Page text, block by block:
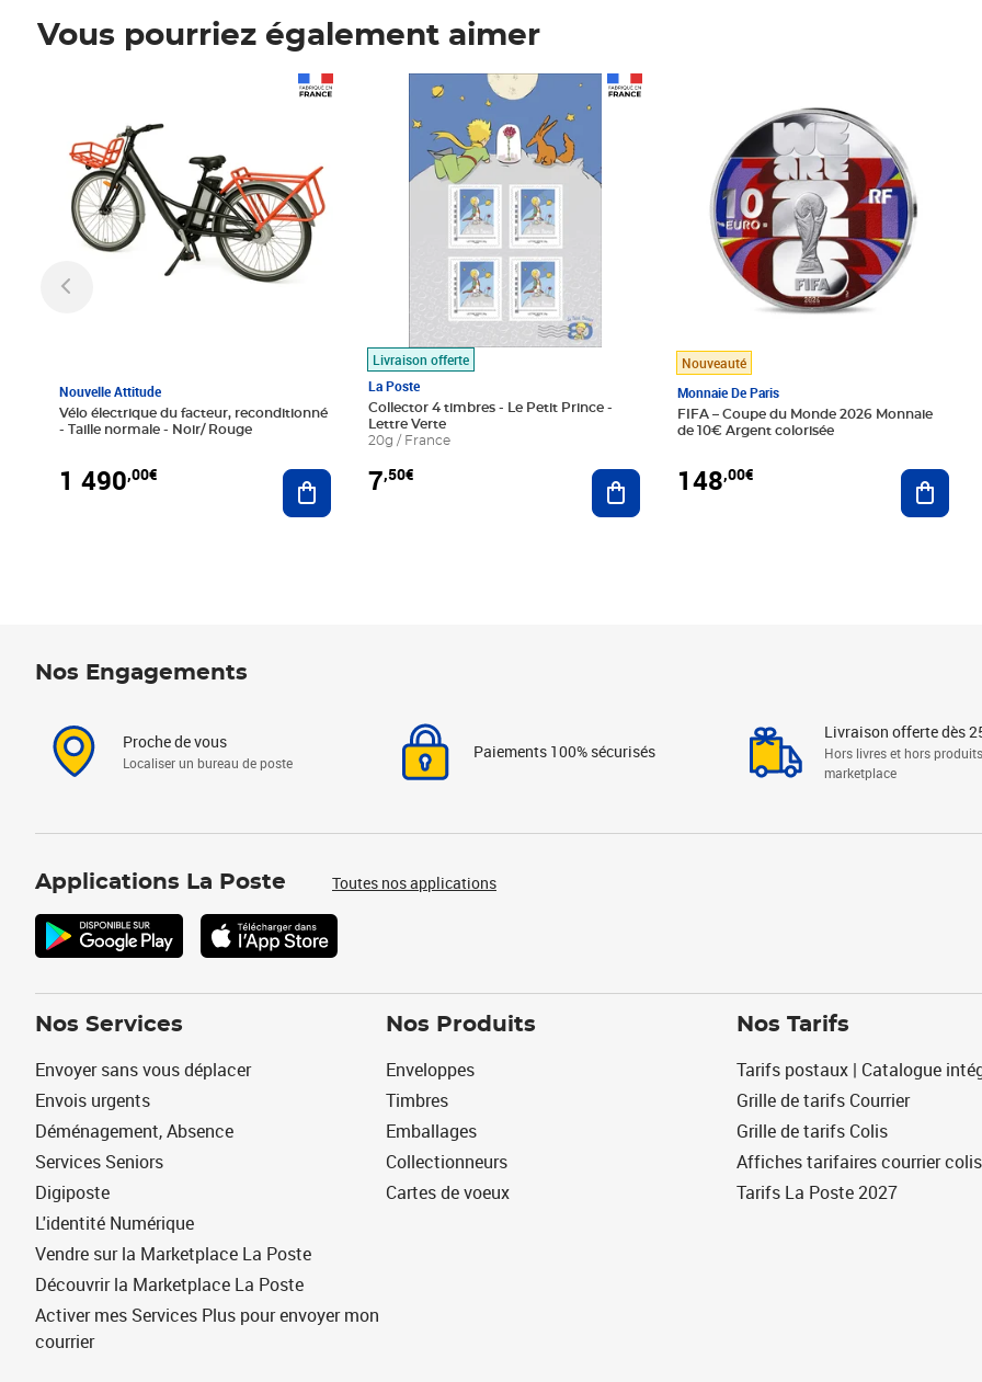
Vous pourriez également aimer
Nouvelle Attitude
Vélo électrique du facteur, reconditionné
- Taille normale - Noir/ Rouge
1 490,00€ Ajouter au panier
Livraison offerte
La Poste
Collector 4 timbres - Le Petit Prince -
Lettre Verte
20g / France
7,50€
Prix 7,50€
Ajouter au panier
Nouveauté
Monnaie De Paris
FIFA – Coupe du Monde 2026 Monnaie
de 10€ Argent colorisée
148,00€
Nos Engagements
Proche de vous
Localiser un bureau de poste
Paiements 100% sécurisés
Livraison offerte dès
Hors livres et hors produits
marketplace
Applications La Poste Toutes nos applications
Nos Services
Envoyer sans vous déplacer
Envois urgents
Déménagement, Absence
Services Seniors
Digiposte
L'identité Numérique
Vendre sur la Marketplace La Poste
Découvrir la Marketplace La Poste
Activer mes Services Plus pour envoyer mon
courrier
Nos Produits
Enveloppes
Timbres
Emballages
Collectionneurs
Cartes de voeux
Nos Tarifs
Tarifs postaux | Catalogue
Grille de tarifs Courrier
Grille de tarifs Colis
Affiches tarifaires courrier colis
Tarifs La Poste 2027